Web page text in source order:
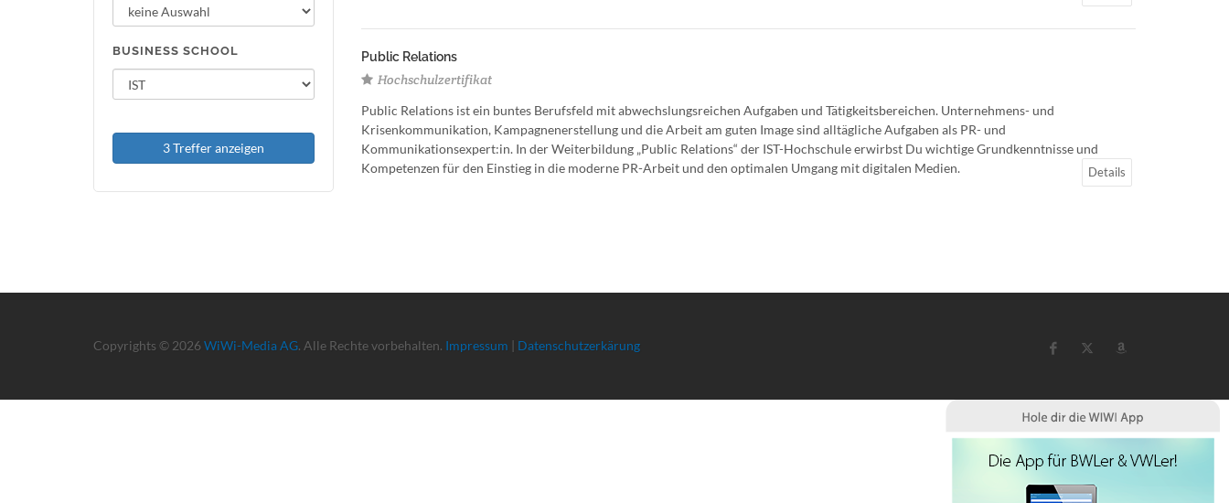
BUSINESS SCHOOL
3 Treffer anzeigen
Public Relations
Hochschulzertifikat
Public Relations ist ein buntes Berufsfeld mit abwechslungsreichen Aufgaben und Tätigkeitsbereichen. Unternehmens- und
Krisenkommunikation, Kampagnenerstellung und die Arbeit am guten Image sind alltägliche Aufgaben als PR- und
Kommunikationsexpert:in. In der Weiterbildung „Public Relations“ der IST-Hochschule erwirbst Du wichtige Grundkenntnisse und
Kompetenzen für den Einstieg in die moderne PR-Arbeit und den optimalen Umgang mit digitalen Medien.
Details
Copyrights © 2026 WiWi-Media AG. Alle Rechte vorbehalten. Impressum | Datenschutzerkärung